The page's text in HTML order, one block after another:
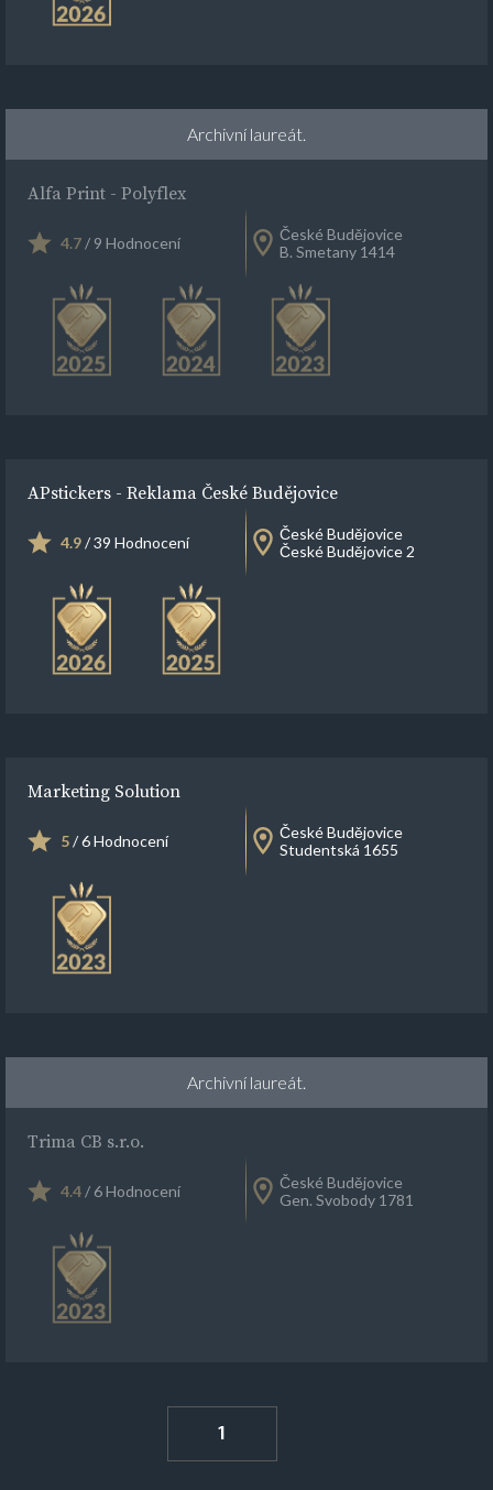
Archivní laureát.
Alfa Print - Polyflex
4.7/ 9 Hodnocení
České Budějovice
B. Smetany 1414
APstickers - Reklama České Budějovice
4.9/ 39 Hodnocení
České Budějovice
České Budějovice 2
Marketing Solution
5/ 6 Hodnocení
České Budějovice
Studentská 1655
Archivní laureát.
Trima CB s.r.o.
4.4/ 6 Hodnocení
České Budějovice
Gen. Svobody 1781
1